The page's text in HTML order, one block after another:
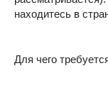
находитесь в
Для чего